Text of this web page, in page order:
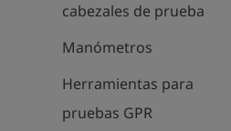
cabezales de prueba
Manómetros
Herramientas para
pruebas GPR